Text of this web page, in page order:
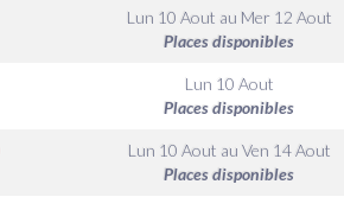
Lun 10 Aout au Mer 12 Aout
Places disponibles
Lun 10 Aout
Places disponibles
Lun 10 Aout au Ven 14 Aout
Places disponibles